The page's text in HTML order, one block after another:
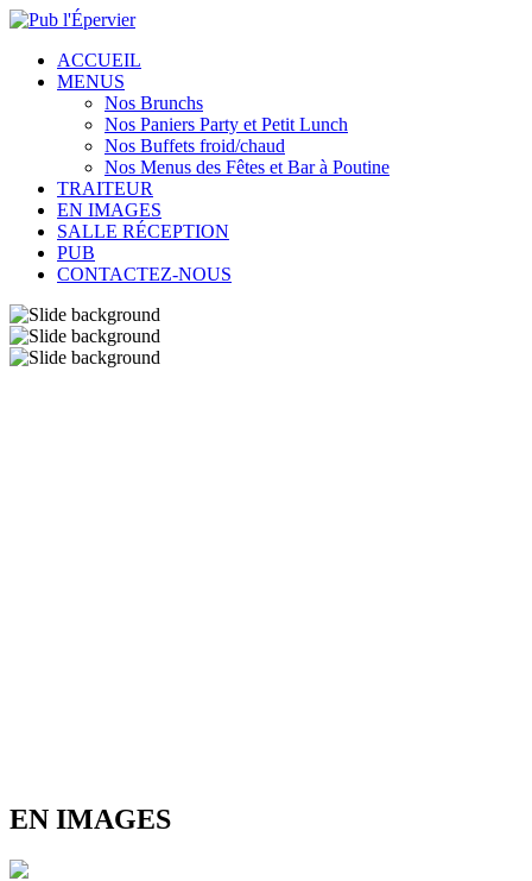
ACCUEIL
MENUS
Nos Brunchs
Nos Paniers Party et Petit Lunch
Nos Buffets froid/chaud
Nos Menus des Fêtes et Bar à Poutine
TRAITEUR
EN IMAGES
SALLE RÉCEPTION
PUB
CONTACTEZ-NOUS
EN IMAGES